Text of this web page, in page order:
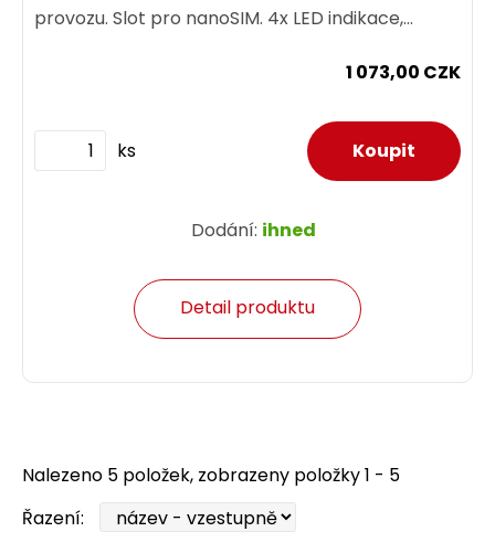
provozu. Slot pro nanoSIM. 4x LED indikace,
1 073,00 CZK
ks
Dodání: ihned
Detail produktu
Nalezeno 5 položek, zobrazeny položky 1 - 5
Řazení: